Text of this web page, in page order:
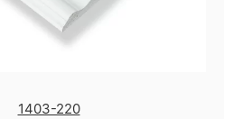
1403-220